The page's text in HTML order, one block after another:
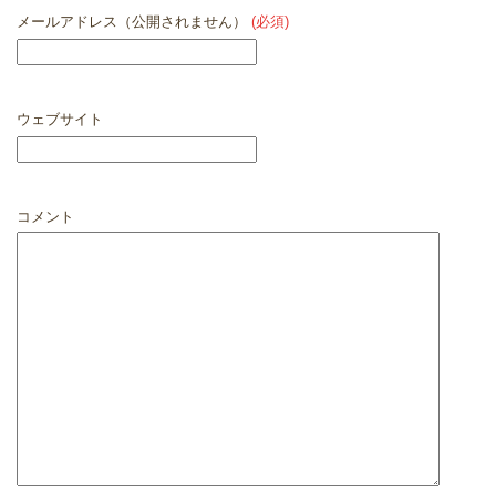
メールアドレス（公開されません） (必須)
ウェブサイト
コメント